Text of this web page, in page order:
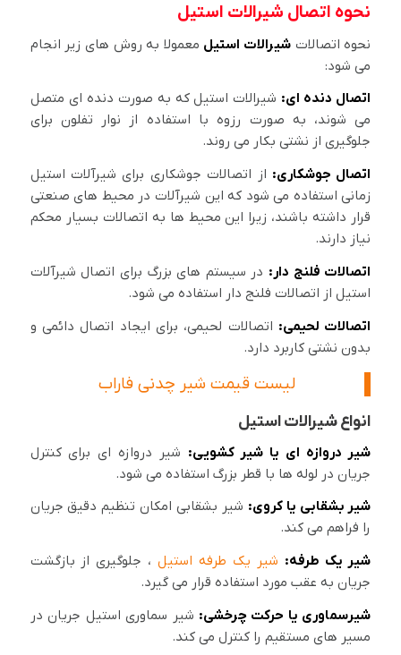
نحوه اتصال شیرالات استیل
نحوه اتصالات شیرالات استیل معمولا به روش های زیر انجام
می شود:
اتصال دنده ای: شیرالات استیل که به صورت دنده ای متصل
می شوند، به صورت رزوه با استفاده از نوار تفلون برای
جلوگیری از نشتی بکار می روند.
اتصال جوشکاری: از اتصالات جوشکاری برای شیرآلات استیل
زمانی استفاده می شود که این شیرآلات در محیط های صنعتی
قرار داشته باشند، زیرا این محیط ها به اتصالات بسیار محکم
نیاز دارند.
اتصالات فلنج دار: در سیستم های بزرگ برای اتصال شیرآلات
استیل از اتصالات فلنج دار استفاده می شود.
اتصالات لحیمی: اتصالات لحیمی، برای ایجاد اتصال دائمی و
بدون نشتی کاربرد دارد.
لیست قیمت شیر چدنی فاراب
انواع شیرالات استیل
شیر دروازه ای یا شیر کشویی: شیر دروازه ای برای کنترل
جریان در لوله ها با قطر بزرگ استفاده می شود.
شیر بشقابی یا کروی: شیر بشقابی امکان تنظیم دقیق جریان
را فراهم می کند.
شیر یک طرفه: شیر یک طرفه استیل، جلوگیری از بازگشت
جریان به عقب مورد استفاده قرار می گیرد.
شیرسماوری یا حرکت چرخشی: شیر سماوری استیل جریان در
مسیر های مستقیم را کنترل می کند.